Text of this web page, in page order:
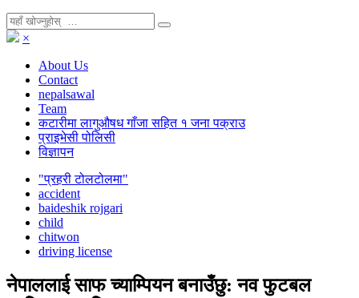
×
About Us
Contact
nepalsawal
Team
कटारीमा लागुऔषध गाँजा सहित १ जना पक्राउ
प्राइभेसी पोलिसी
विज्ञापन
"प्रहरी टोलटोलमा"
accident
baideshik rojgari
child
chitwon
driving license
नेपाललाई साफ च्याम्पियन बनाउँछु: नव फुटबल